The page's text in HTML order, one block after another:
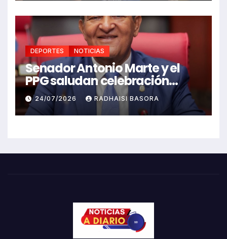
DEPORTES NOTICIAS
Senador Antonio Marte y el
PPG saludan celebración
Juegos Centroamericanos
24/07/2026 RADHAISI BASORA